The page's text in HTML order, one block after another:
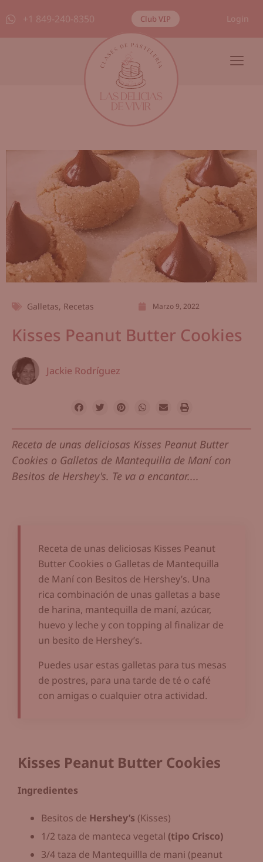
+1 849-240-8350 Club VIP Login
Galletas, Recetas Marzo 9, 2022
Kisses Peanut Butter Cookies
Jackie Rodríguez
Receta de unas deliciosas Kisses Peanut Butter
Cookies o Galletas de Mantequilla de Maní con
Besitos de Hershey's. Te va a encantar....
Receta de unas deliciosas Kisses Peanut
Butter Cookies o Galletas de Mantequilla
de Maní con Besitos de Hershey’s. Una
rica combinación de unas galletas a base
de harina, mantequilla de maní, azúcar,
huevo y leche y con topping al finalizar de
un besito de Hershey’s.
Puedes usar estas galletas para tus mesas
de postres, para una tarde de té o café
con amigas o cualquier otra actividad.
Kisses Peanut Butter Cookies
Ingredientes
Besitos de Hershey’s (Kisses)
1/2 taza de manteca vegetal (tipo Crisco)
3/4 taza de Mantequillla de mani (peanut